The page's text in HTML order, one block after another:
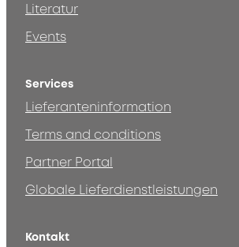
Literatur
Events
Services
Lieferanteninformation
Terms and conditions
Partner Portal
Globale Lieferdienstleistungen
Kontakt